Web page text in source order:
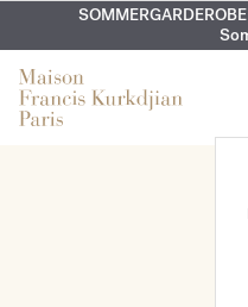
EXKLUSIV | Erhalten Sie
KOSTENLOSE GRAVUR |